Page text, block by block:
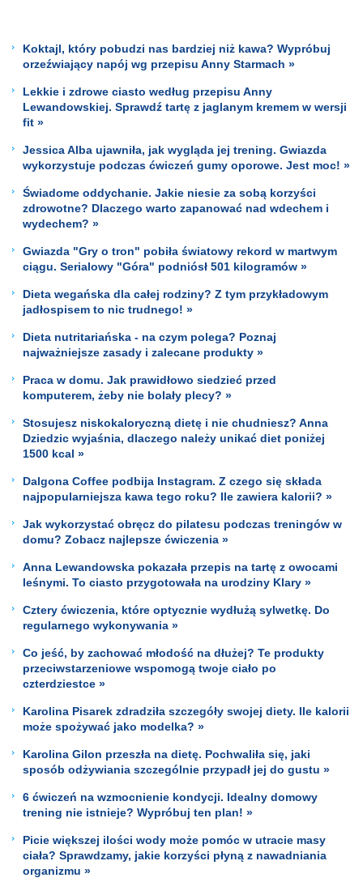
Koktajl, który pobudzi nas bardziej niż kawa? Wypróbuj
orzeźwiający napój wg przepisu Anny Starmach »
Lekkie i zdrowe ciasto według przepisu Anny
Lewandowskiej. Sprawdź tartę z jaglanym kremem w wersji
fit »
Jessica Alba ujawniła, jak wygląda jej trening. Gwiazda
wykorzystuje podczas ćwiczeń gumy oporowe. Jest moc! »
Świadome oddychanie. Jakie niesie za sobą korzyści
zdrowotne? Dlaczego warto zapanować nad wdechem i
wydechem? »
Gwiazda "Gry o tron" pobiła światowy rekord w martwym
ciągu. Serialowy "Góra" podniósł 501 kilogramów »
Dieta wegańska dla całej rodziny? Z tym przykładowym
jadłospisem to nic trudnego! »
Dieta nutritariańska - na czym polega? Poznaj
najważniejsze zasady i zalecane produkty »
Praca w domu. Jak prawidłowo siedzieć przed
komputerem, żeby nie bolały plecy? »
Stosujesz niskokaloryczną dietę i nie chudniesz? Anna
Dziedzic wyjaśnia, dlaczego należy unikać diet poniżej
1500 kcal »
Dalgona Coffee podbija Instagram. Z czego się składa
najpopularniejsza kawa tego roku? Ile zawiera kalorii? »
Jak wykorzystać obręcz do pilatesu podczas treningów w
domu? Zobacz najlepsze ćwiczenia »
Anna Lewandowska pokazała przepis na tartę z owocami
leśnymi. To ciasto przygotowała na urodziny Klary »
Cztery ćwiczenia, które optycznie wydłużą sylwetkę. Do
regularnego wykonywania »
Co jeść, by zachować młodość na dłużej? Te produkty
przeciwstarzeniowe wspomogą twoje ciało po
czterdziestce »
Karolina Pisarek zdradziła szczegóły swojej diety. Ile kalorii
może spożywać jako modelka? »
Karolina Gilon przeszła na dietę. Pochwaliła się, jaki
sposób odżywiania szczególnie przypadł jej do gustu »
6 ćwiczeń na wzmocnienie kondycji. Idealny domowy
trening nie istnieje? Wypróbuj ten plan! »
Picie większej ilości wody może pomóc w utracie masy
ciała? Sprawdzamy, jakie korzyści płyną z nawadniania
organizmu »